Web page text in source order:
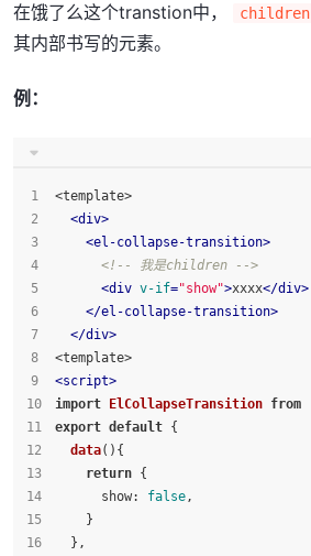
在饿了么这个transtion中， children
其内部书写的元素。
例：
<template>
<div>
<el-collapse-transition>
<!-- 我是children -->
<div v-if="show">xxxx</div>
</el-collapse-transition>
</div>
<template>
<script>
import
ElCollapseTransition from
export default {
data( ){
return {
show: false,
    }
  },